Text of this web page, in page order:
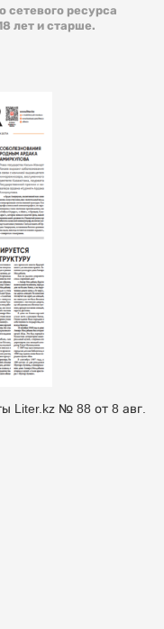
сетевого ресурса
лет и старше.
Liter.kz № 88 от 8 авг.